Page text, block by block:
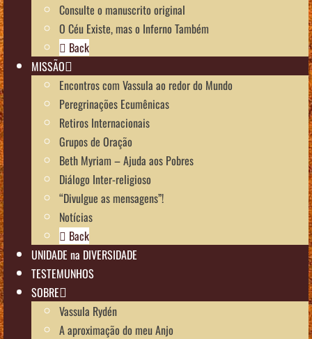
Consulte o manuscrito original
O Céu Existe, mas o Inferno Também
Back
MISSÃO
Encontros com Vassula ao redor do Mundo
Peregrinações Ecumênicas
Retiros Internacionais
Grupos de Oração
Beth Myriam – Ajuda aos Pobres
Diálogo Inter-religioso
“Divulgue as mensagens”!
Notícias
Back
UNIDADE na DIVERSIDADE
TESTEMUNHOS
SOBRE
Vassula Rydén
A aproximação do meu Anjo